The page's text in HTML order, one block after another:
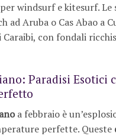
windsurf e kitesurf. Le
ad Aruba o Cas Abao a
Caraibi, con fondali
Paradisi Esotici
a febbraio è
perfette. Queste